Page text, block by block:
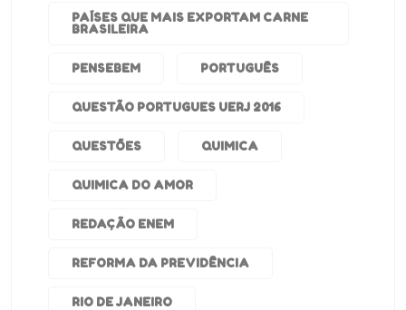
PAÍSES QUE MAIS EXPORTAM CARNE
BRASILEIRA
PENSEBEM PORTUGUÊS
QUESTÃO PORTUGUES UERJ 2016
QUESTÕES QUIMICA
QUIMICA DO AMOR
REDAÇÃO ENEM
REFORMA DA PREVIDÊNCIA
RIO DE JANEIRO